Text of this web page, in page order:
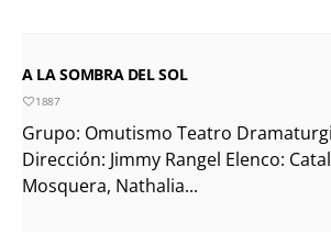
A LA SOMBRA DEL SOL
1887
Grupo: Omutismo Teatro
Dirección: Jimmy Rangel Elenco:
Mosquera, Nathalia...